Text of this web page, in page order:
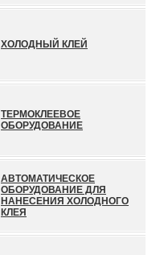
ХОЛОДНЫЙ КЛЕЙ
ТЕРМОКЛЕЕВОЕ
ОБОРУДОВАНИЕ
АВТОМАТИЧЕСКОЕ
ОБОРУДОВАНИЕ ДЛЯ
НАНЕСЕНИЯ ХОЛОДНОГО
КЛЕЯ